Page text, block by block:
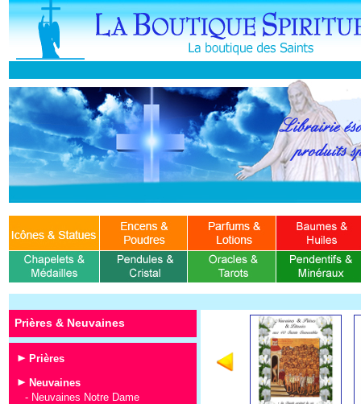
Prières & Neuvaines
Prières
Neuvaines
- Neuvaines Notre Dame